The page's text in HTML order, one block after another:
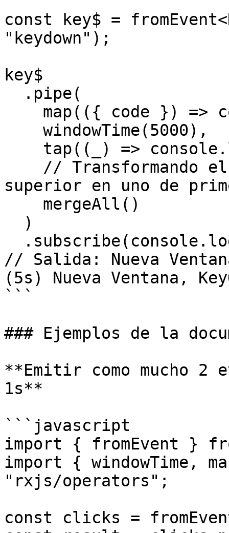
const key$ =
"keydown");
key$
superior en uno de
// Salida: Nueva
(5s) Nueva Ventana,
```
### Ejemplos de la
**Emitir como mucho 2
1s**
```javascript
import { fromEvent }
import { windowTime,
"rxjs/operators";
const clicks =